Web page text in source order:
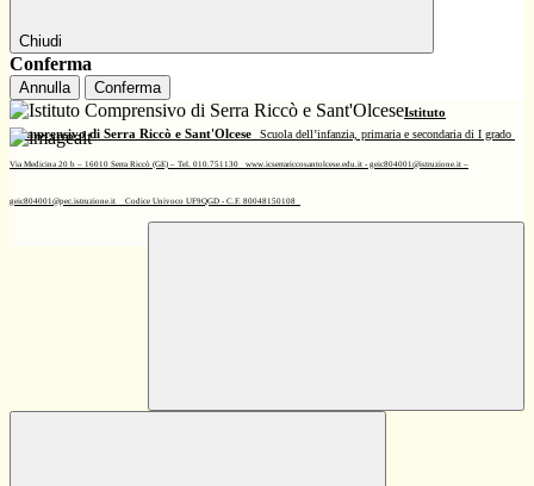
Chiudi
Conferma
Annulla Conferma
Istituto
Comprensivo di Serra Riccò e Sant'Olcese
Scuola dell’infanzia, primaria e secondaria di I grado
Via Medicina 20 b – 16010 Serra Riccò (GE) – Tel. 010.751130 www.icserrariccosantolcese.edu.it - geic804001@istruzione.it –
geic804001@pec.istruzione.it Codice Univoco UF9QGD - C.F. 80048150108